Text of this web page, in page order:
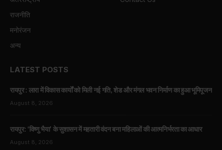
राजनीति
मनोरंजन
अन्य
LATEST POSTS
रायपुर : लारा में विकास कार्यों को मिली नई गति, शेड और मंगल भवन निर्माण का हुआ भूमिपूजन
August 8, 2026
रायपुर: ‘विष्णु भैया’ के सुशासन में महतारी वंदन बना महिलाओं की आत्मनिर्भरता का आधार
August 8, 2026